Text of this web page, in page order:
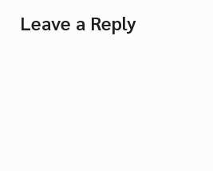
Leave a Reply